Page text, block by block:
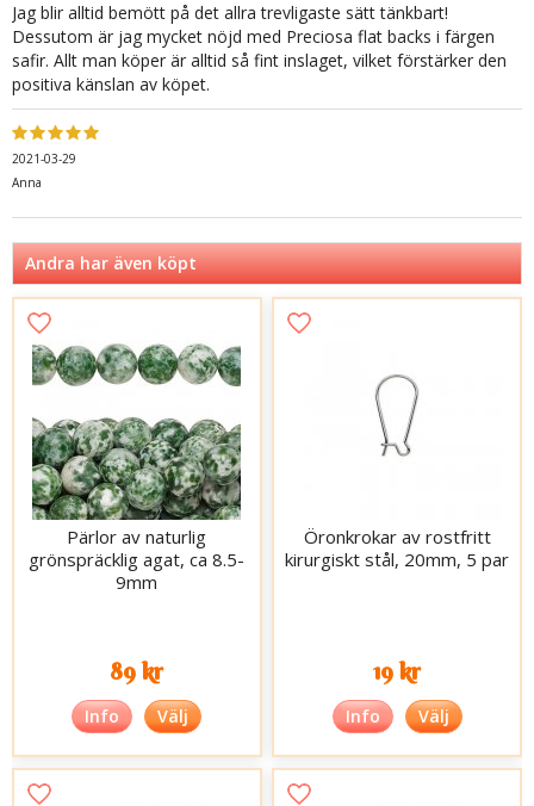
Jag blir alltid bemött på det allra trevligaste sätt tänkbart!
Dessutom är jag mycket nöjd med Preciosa flat backs i färgen
safir. Allt man köper är alltid så fint inslaget, vilket förstärker den
positiva känslan av köpet.
2021-03-29
Anna
Andra har även köpt
Pärlor av naturlig
grönspräcklig agat, ca 8.5-
9mm
89 kr
Info Välj
Öronkrokar av rostfritt
kirurgiskt stål, 20mm, 5 par
19 kr
Info Välj